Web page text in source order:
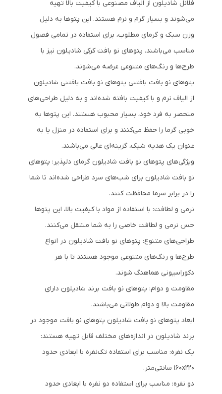
فلانل شادیلون از الیاف مصنوعی با کیفیت بالا تهیه
می‌شوند و بسیار گرم و نرم هستند. این پتوها به دلیل
وزن سبک و گرمای مطلوب، برای استفاده در تمامی فصول
مناسب می‌باشند. پتوهای نو بافت کرکی شادیلون نیز با
طرح‌ها و رنگ‌های متنوعی عرضه می‌شوند.
پتوهای نو بافت بافتنی پتوهای نو بافت بافتنی شادیلون
از الیاف نرم و با کیفیت بافته شده‌اند و به دلیل طراحی‌های
منحصر به فرد خود، بسیار محبوب هستند. این پتوها به
خوبی گرما را حفظ می‌کنند و برای استفاده در منزل یا به
عنوان یک هدیه شیک، گزینه‌ای عالی می‌باشند.
ویژگی‌های پتوهای نو بافت شادیلون گرمای دلپذیر: پتوهای
نو بافت شادیلون برای شب‌های سرد طراحی شده‌اند تا شما
را در برابر سرما محافظت کنند.
نرمی و لطافت: با استفاده از مواد با کیفیت بالا، این پتوها
حس نرمی و لطافت خاصی را به شما منتقل می‌کنند.
طراحی‌های متنوع: پتوهای نو بافت شادیلون در انواع
طرح‌ها و رنگ‌های متنوعی موجود هستند تا با هر
دکوراسیونی هماهنگ شوند.
مقاومت و دوام: پتوهای نو بافت برند شادیلون دارای
مقاومت بالا و دوام طولانی می‌باشند.
ابعاد پتوهای نو بافت شادیلون پتوهای نو بافت موجود در
برند شادیلون در اندازه‌های مختلف قابل تهیه هستند:
یک نفره: مناسب برای استفاده تک‌نفره با ابعادی حدود
۱۶۰x۲۲۰ سانتی‌متر.
دو نفره: مناسب برای استفاده دو نفره با ابعادی حدود